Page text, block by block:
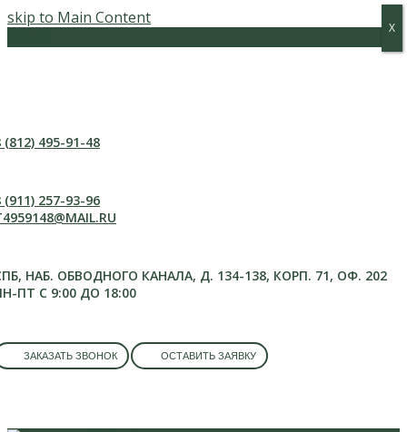
skip to Main Content
(812) 495-91-48
(911) 257-93-96
НАБ. ОБВОДНОГО КАНАЛА, Д. 134-138, КОРП. 71, ОФ. 202
ПТ С 9:00 ДО 18:00
ЗАКАЗАТЬ ЗВОНОК ОСТАВИТЬ ЗАЯВКУ
Х
Х